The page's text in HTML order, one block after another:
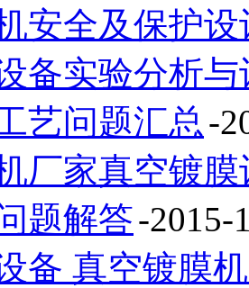
安全及保护设
备实验分析与
艺问题汇总 -
厂家真空镀
题解答-2015-
备 真空镀膜